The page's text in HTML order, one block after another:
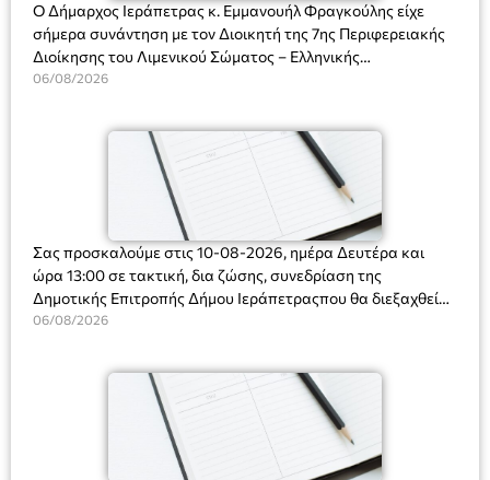
Ο Δήμαρχος Ιεράπετρας κ. Εμμανουήλ Φραγκούλης είχε
σήμερα συνάντηση με τον Διοικητή της 7ης Περιφερειακής
Διοίκησης του Λιμενικού Σώματος – Ελληνικής
Ακτοφυλακής (Λ.Σ.-ΕΛ.ΑΚΤ.), Αρχιπλοίαρχο Λ.Σ. κ. Ιωάννη
06/08/2026
Σας προσκαλούμε στις 10-08-2026, ημέρα Δευτέρα και
ώρα 13:00 σε τακτική, δια ζώσης, συνεδρίαση της
Δημοτικής Επιτροπής Δήμου Ιεράπετραςπου θα διεξαχθεί
στο Δημοτικό Κατάστημα, Δημοκρατίας 31 στην αίθουσα
και λήψη αποφάσεων στα παρακάτω θέματα:
06/08/2026